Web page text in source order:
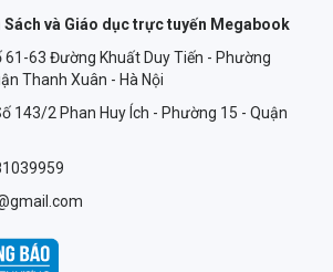
Sách và Giáo dục trực tuyến Megabook
61-63 Đường Khuất Duy Tiến - Phường
Thanh Xuân - Hà Nội
143/2 Phan Huy Ích - Phường 15 - Quận